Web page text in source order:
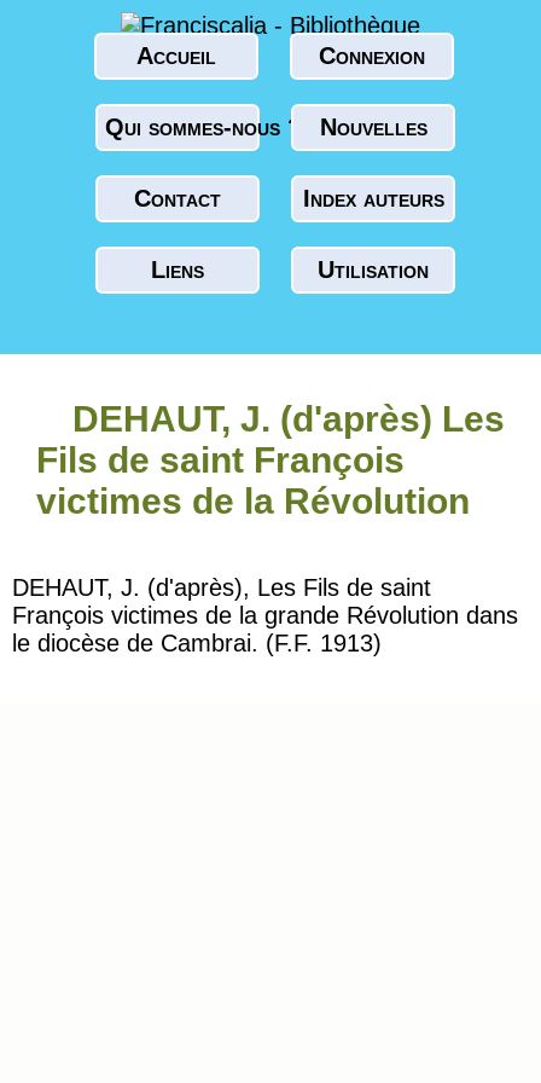
Accueil Connexion
Qui sommes-nous ? Nouvelles
Contact Index auteurs
Liens Utilisation
DEHAUT, J. (d'après) Les
Fils de saint François
victimes de la Révolution
DEHAUT, J. (d'après), Les Fils de saint
François victimes de la grande Révolution dans
le diocèse de Cambrai. (F.F. 1913)